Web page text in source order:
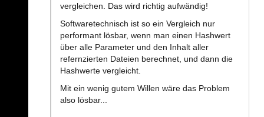
vergleichen. Das wird richtig aufwändig!
Softwaretechnisch ist so ein Vergleich nur
performant lösbar, wenn man einen Hashwert
über alle Parameter und den Inhalt aller
refernzierten Dateien berechnet, und dann die
Hashwerte vergleicht.
Mit ein wenig gutem Willen wäre das Problem
also lösbar...